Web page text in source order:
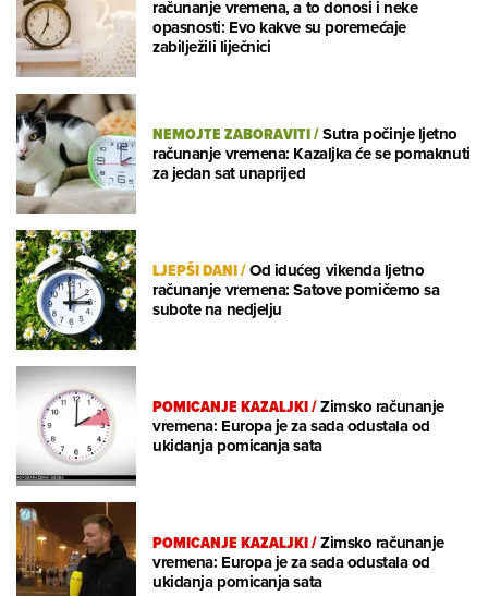
računanje vremena, a to donosi i neke
opasnosti: Evo kakve su poremećaje
zabilježili liječnici
NEMOJTE ZABORAVITI/Sutra počinje ljetno
računanje vremena: Kazaljka će se pomaknuti
za jedan sat unaprijed
LJEPŠI DANI/Od idućeg vikenda ljetno
računanje vremena: Satove pomičemo sa
subote na nedjelju
POMICANJE KAZALJKI/Zimsko računanje
vremena: Europa je za sada odustala od
ukidanja pomicanja sata
POMICANJE KAZALJKI/Zimsko računanje
vremena: Europa je za sada odustala od
ukidanja pomicanja sata